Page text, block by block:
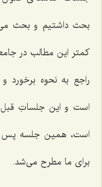
بحث داشتیم و بحث
کمتر این مطالب در
راجع به نحوه
است و این جلساتِ
است، همین جلسه پس
برای ما مطرح می‌شد.